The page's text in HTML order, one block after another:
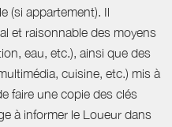
(si appartement). Il
et raisonnable des moyens
eau, etc.), ainsi que des
cuisine, etc.) mis à
faire une copie des clés
à informer le Loueur dans